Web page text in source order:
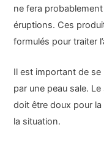
ne fera
éruptions. Ces
formulés pour traiter
Il est important de se
par une peau sale.
doit être doux pour la
la situation.